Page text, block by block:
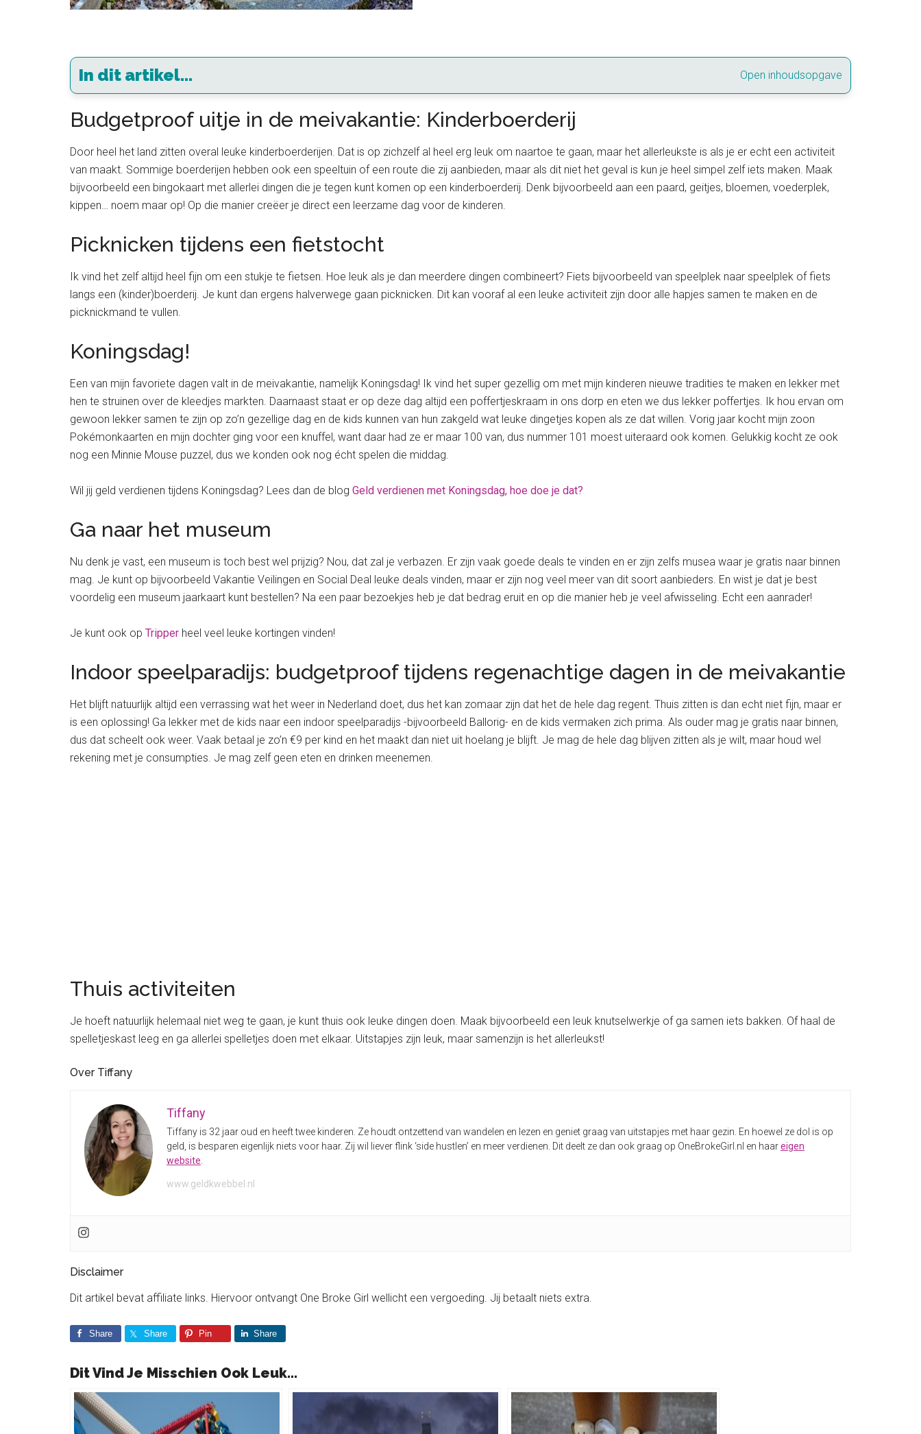
In dit artikel... Open inhoudsopgave
Budgetproof uitje in de meivakantie: Kinderboerderij
Door heel het land zitten overal leuke kinderboerderijen. Dat is op zichzelf al heel erg leuk om naartoe te gaan, maar het allerleukste is als je er echt een activiteit
van maakt. Sommige boerderijen hebben ook een speeltuin of een route die zij aanbieden, maar als dit niet het geval is kun je heel simpel zelf iets maken. Maak
bijvoorbeeld een bingokaart met allerlei dingen die je tegen kunt komen op een kinderboerderij. Denk bijvoorbeeld aan een paard, geitjes, bloemen, voederplek,
kippen… noem maar op! Op die manier creëer je direct een leerzame dag voor de kinderen.
Picknicken tijdens een fietstocht
Ik vind het zelf altijd heel fijn om een stukje te fietsen. Hoe leuk als je dan meerdere dingen combineert? Fiets bijvoorbeeld van speelplek naar speelplek of fiets
langs een (kinder)boerderij. Je kunt dan ergens halverwege gaan picknicken. Dit kan vooraf al een leuke activiteit zijn door alle hapjes samen te maken en de
picknickmand te vullen.
Koningsdag!
Een van mijn favoriete dagen valt in de meivakantie, namelijk Koningsdag! Ik vind het super gezellig om met mijn kinderen nieuwe tradities te maken en lekker met
hen te struinen over de kleedjes markten. Daarnaast staat er op deze dag altijd een poffertjeskraam in ons dorp en eten we dus lekker poffertjes. Ik hou ervan om
gewoon lekker samen te zijn op zo’n gezellige dag en de kids kunnen van hun zakgeld wat leuke dingetjes kopen als ze dat willen. Vorig jaar kocht mijn zoon
Pokémonkaarten en mijn dochter ging voor een knuffel, want daar had ze er maar 100 van, dus nummer 101 moest uiteraard ook komen. Gelukkig kocht ze ook
nog een Minnie Mouse puzzel, dus we konden ook nog écht spelen die middag.
Wil jij geld verdienen tijdens Koningsdag? Lees dan de blog Geld verdienen met Koningsdag, hoe doe je dat?
Ga naar het museum
Nu denk je vast, een museum is toch best wel prijzig? Nou, dat zal je verbazen. Er zijn vaak goede deals te vinden en er zijn zelfs musea waar je gratis naar binnen
mag. Je kunt op bijvoorbeeld Vakantie Veilingen en Social Deal leuke deals vinden, maar er zijn nog veel meer van dit soort aanbieders. En wist je dat je best
voordelig een museum jaarkaart kunt bestellen? Na een paar bezoekjes heb je dat bedrag eruit en op die manier heb je veel afwisseling. Echt een aanrader!
Je kunt ook op Tripper heel veel leuke kortingen vinden!
Indoor speelparadijs: budgetproof tijdens regenachtige dagen in de meivakantie
Het blijft natuurlijk altijd een verrassing wat het weer in Nederland doet, dus het kan zomaar zijn dat het de hele dag regent. Thuis zitten is dan echt niet fijn, maar er
is een oplossing! Ga lekker met de kids naar een indoor speelparadijs -bijvoorbeeld Ballorig- en de kids vermaken zich prima. Als ouder mag je gratis naar binnen,
dus dat scheelt ook weer. Vaak betaal je zo’n €9 per kind en het maakt dan niet uit hoelang je blijft. Je mag de hele dag blijven zitten als je wilt, maar houd wel
rekening met je consumpties. Je mag zelf geen eten en drinken meenemen.
Thuis activiteiten
Je hoeft natuurlijk helemaal niet weg te gaan, je kunt thuis ook leuke dingen doen. Maak bijvoorbeeld een leuk knutselwerkje of ga samen iets bakken. Of haal de
spelletjeskast leeg en ga allerlei spelletjes doen met elkaar. Uitstapjes zijn leuk, maar samenzijn is het allerleukst!
Over Tiffany
Tiffany
Tiffany is 32 jaar oud en heeft twee kinderen. Ze houdt ontzettend van wandelen en lezen en geniet graag van uitstapjes met haar gezin. En hoewel ze dol is op
geld, is besparen eigenlijk niets voor haar. Zij wil liever flink ‘side hustlen’ en meer verdienen. Dit deelt ze dan ook graag op OneBrokeGirl.nl en haareigen
website.
www.geldkwebbel.nl
Disclaimer
Dit artikel bevat affiliate links. Hiervoor ontvangt One Broke Girl wellicht een vergoeding. Jij betaalt niets extra.
Share Share Pin Share
Dit Vind Je Misschien Ook Leuk...